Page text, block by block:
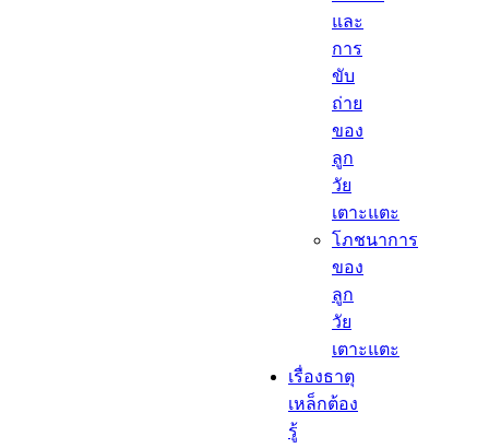
และ
การ
ขับ
ถ่าย
ของ
ลูก
วัย
เตาะแตะ
โภชนาการ
ของ
ลูก
วัย
เตาะแตะ
เรื่องธาตุ
เหล็กต้อง
รู้​